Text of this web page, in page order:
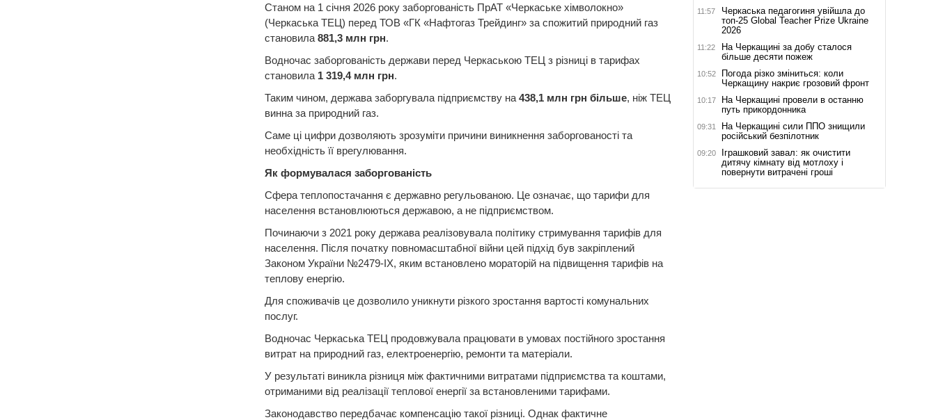
Станом на 1 січня 2026 року заборгованість ПрАТ «Черкаське хімволокно»
(Черкаська ТЕЦ) перед ТОВ «ГК «Нафтогаз Трейдинг» за спожитий природний газ
становила 881,3 млн грн.
Водночас заборгованість держави перед Черкаською ТЕЦ з різниці в тарифах
становила 1 319,4 млн грн.
Таким чином, держава заборгувала підприємству на 438,1 млн грн більше, ніж ТЕЦ
винна за природний газ.
Саме ці цифри дозволяють зрозуміти причини виникнення заборгованості та
необхідність її врегулювання.
Як формувалася заборгованість
Сфера теплопостачання є державно регульованою. Це означає, що тарифи для
населення встановлюються державою, а не підприємством.
Починаючи з 2021 року держава реалізовувала політику стримування тарифів для
населення. Після початку повномасштабної війни цей підхід був закріплений
Законом України №2479-IX, яким встановлено мораторій на підвищення тарифів на
теплову енергію.
Для споживачів це дозволило уникнути різкого зростання вартості комунальних
послуг.
Водночас Черкаська ТЕЦ продовжувала працювати в умовах постійного зростання
витрат на природний газ, електроенергію, ремонти та матеріали.
У результаті виникла різниця між фактичними витратами підприємства та коштами,
отриманими від реалізації теплової енергії за встановленими тарифами.
Законодавство передбачає компенсацію такої різниці. Однак фактичне
11:57
Черкаська педагогиня увійшла до
топ-25 Global Teacher Prize Ukraine
2026
11:22
На Черкащині за добу сталося
більше десяти пожеж
10:52
Погода різко зміниться: коли
Черкащину накриє грозовий фронт
10:17
На Черкащині провели в останню
путь прикордонника
09:31
На Черкащині сили ППО знищили
російський безпілотник
09:20
Іграшковий завал: як очистити
дитячу кімнату від мотлоху і
повернути витрачені гроші